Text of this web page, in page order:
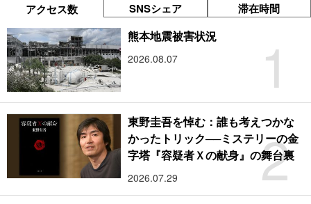
アクセス数 SNSシェア 滞在時間
1
熊本地震被害状況
2026.08.07
2
東野圭吾を悼む：誰も考えつかな
かったトリック──ミステリーの金
字塔『容疑者Ｘの献身』の舞台裏
2026.07.29